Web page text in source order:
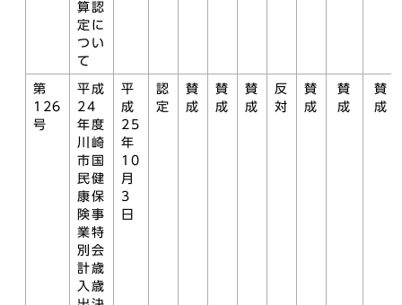
算認
定に
つい
て
第
126
号
平成
24
年度
川崎
市国
民健
康保
険事
業特
別会
計歳
入歳
平
成
25
年
10
月
3
日
認
定
賛
成
賛
成
賛
成
反
対
賛
成
賛
成
賛
成